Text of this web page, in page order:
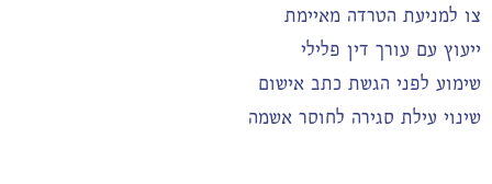
צו למניעת הטרדה מאיימת
ייעוץ עם עורך דין פלילי
שימוע לפני הגשת כתב אישום
שינוי עילת סגירה לחוסר אשמה